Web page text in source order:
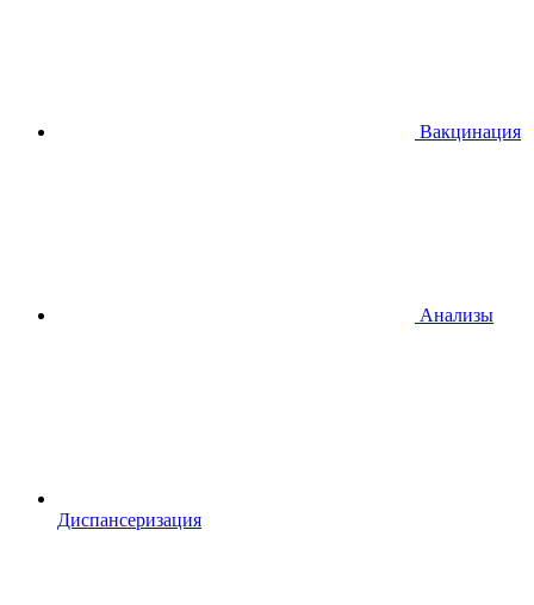
Вакцинация
Анализы
Диспансеризация